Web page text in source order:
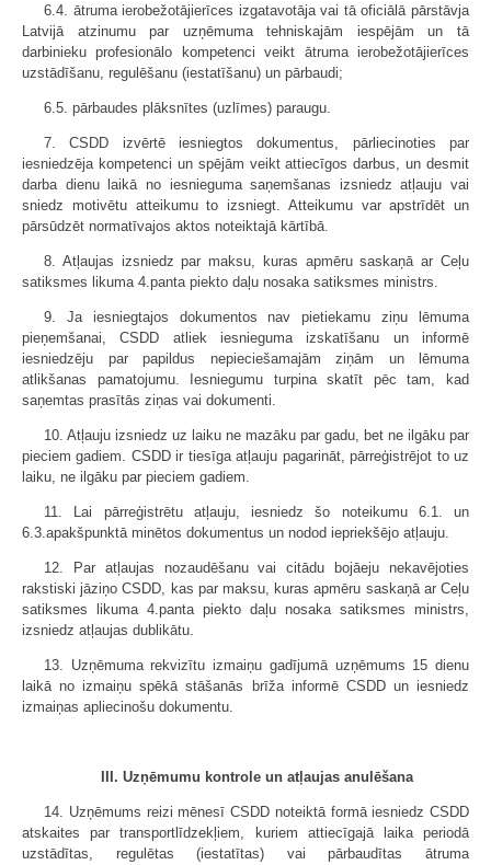
6.4. ātruma ierobežotājierīces izgatavotāja vai tā oficiālā pārstāvja
Latvijā atzinumu par uzņēmuma tehniskajām iespējām un tā
darbinieku profesionālo kompetenci veikt ātruma ierobežotājierīces
uzstādīšanu, regulēšanu (iestatīšanu) un pārbaudi;
6.5. pārbaudes plāksnītes (uzlīmes) paraugu.
7. CSDD izvērtē iesniegtos dokumentus, pārliecinoties par
iesniedzēja kompetenci un spējām veikt attiecīgos darbus, un desmit
darba dienu laikā no iesnieguma saņemšanas izsniedz atļauju vai
sniedz motivētu atteikumu to izsniegt. Atteikumu var apstrīdēt un
pārsūdzēt normatīvajos aktos noteiktajā kārtībā.
8. Atļaujas izsniedz par maksu, kuras apmēru saskaņā ar Ceļu
satiksmes likuma 4.panta piekto daļu nosaka satiksmes ministrs.
9. Ja iesniegtajos dokumentos nav pietiekamu ziņu lēmuma
pieņemšanai, CSDD atliek iesnieguma izskatīšanu un informē
iesniedzēju par papildus nepieciešamajām ziņām un lēmuma
atlikšanas pamatojumu. Iesniegumu turpina skatīt pēc tam, kad
saņemtas prasītās ziņas vai dokumenti.
10. Atļauju izsniedz uz laiku ne mazāku par gadu, bet ne ilgāku par
pieciem gadiem. CSDD ir tiesīga atļauju pagarināt, pārreģistrējot to uz
laiku, ne ilgāku par pieciem gadiem.
11. Lai pārreģistrētu atļauju, iesniedz šo noteikumu 6.1. un
6.3.apakšpunktā minētos dokumentus un nodod iepriekšējo atļauju.
12. Par atļaujas nozaudēšanu vai citādu bojāeju nekavējoties
rakstiski jāziņo CSDD, kas par maksu, kuras apmēru saskaņā ar Ceļu
satiksmes likuma 4.panta piekto daļu nosaka satiksmes ministrs,
izsniedz atļaujas dublikātu.
13. Uzņēmuma rekvizītu izmaiņu gadījumā uzņēmums 15 dienu
laikā no izmaiņu spēkā stāšanās brīža informē CSDD un iesniedz
izmaiņas apliecinošu dokumentu.
III. Uzņēmumu kontrole un atļaujas anulēšana
14. Uzņēmums reizi mēnesī CSDD noteiktā formā iesniedz CSDD
atskaites par transportlīdzekļiem, kuriem attiecīgajā laika periodā
uzstādītas, regulētas (iestatītas) vai pārbaudītas ātruma